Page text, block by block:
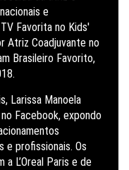
e
Favorita no Kids'
Atriz Coadjuvante no
Brasileiro Favorito,
Larissa Manoela
Facebook, expondo
e profissionais. Os
L’Oreal Paris e de